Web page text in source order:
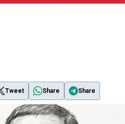
Tweet Share Share